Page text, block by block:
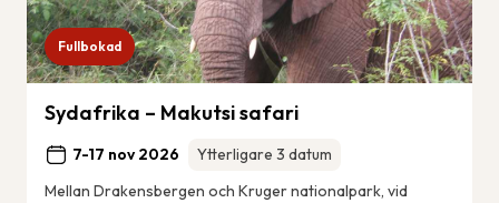
Fullbokad
Sydafrika – Makutsi safari
7-17 nov 2026
Ytterligare 3 datum
Mellan Drakensbergen och Kruger nationalpark, vid